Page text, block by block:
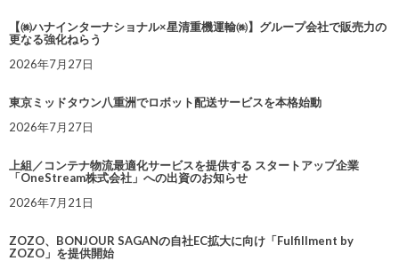
【㈱ハナインターナショナル×星清重機運輸㈱】グループ会社で販売力の
更なる強化ねらう
2026年7月27日
東京ミッドタウン八重洲でロボット配送サービスを本格始動
2026年7月27日
上組／コンテナ物流最適化サービスを提供する スタートアップ企業
「OneStream株式会社」への出資のお知らせ
2026年7月21日
ZOZO、BONJOUR SAGANの自社EC拡大に向け「Fulfillment by
ZOZO」を提供開始